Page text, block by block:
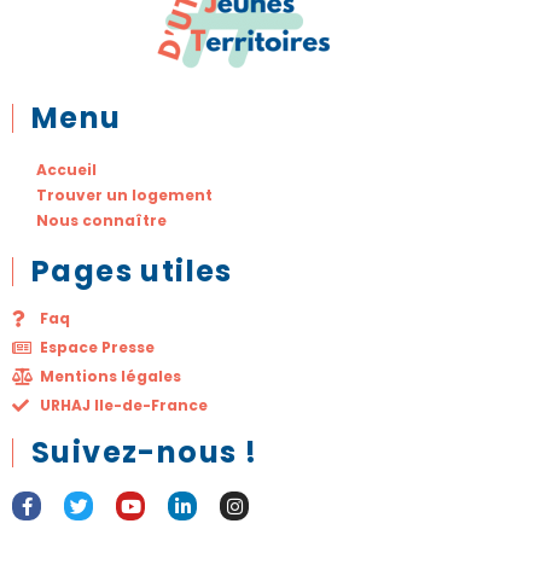
Menu
Accueil
Trouver un logement
Nous connaître
Pages utiles
Faq
Espace Presse
Mentions légales
URHAJ Ile-de-France
Suivez-nous !